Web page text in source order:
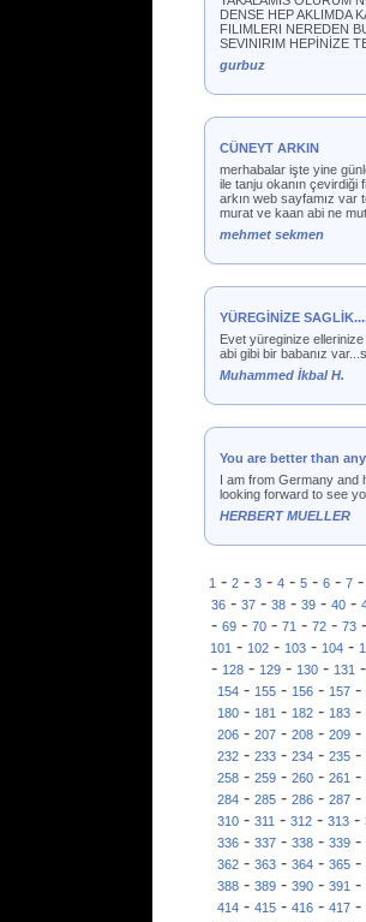
DENSE HEP AKLIMDA
FILIMLERI NEREDEN
SEVINIRIM HEPİNİZE
gurbuz
CÜNEYT ARKIN
merhabalar işte yine
ile tanju okanın
arkın web sayfamız var
murat ve kaan abi ne
mehmet sekmen
YÜREGİNİZE
Evet yüreginize
abi gibi bir babanız
Muhammed İkbal H.
You are better than
I am from Germany
looking forward to see
HERBERT MUELLER
1- 2- 3- 4- 5- 6- 7-
36- 37- 38- 39- 40-
- 69 - 70 - 71 - 72 - 73 -
101 - 102 - 103 - 104 -
- 128 - 129 - 130 - 131 -
154- 155- 156- 157-
180- 181- 182- 183-
206 - 207 - 208 - 209 -
232- 233- 234- 235-
258- 259- 260- 261-
284- 285- 286- 287-
310 - 311 - 312 - 313 -
336- 337- 338- 339-
362- 363- 364- 365-
388 - 389 - 390 - 391 -
414- 415- 416- 417-